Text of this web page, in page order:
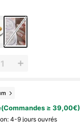
≥ 39,00€)
4-9 jours ouvrés